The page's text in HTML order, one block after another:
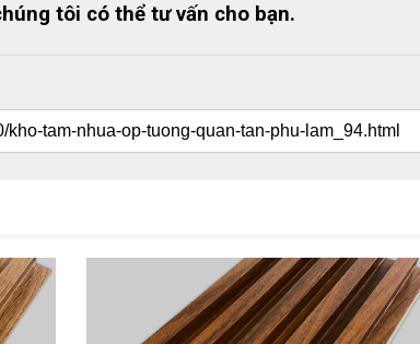
tôi có thể tư vấn cho bạn.